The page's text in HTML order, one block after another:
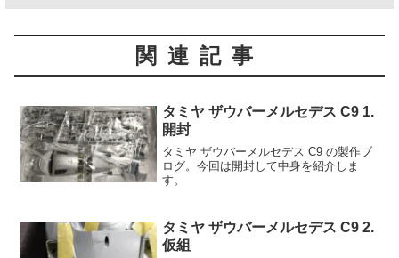
関連記事
タミヤ ザウバーメルセデス C9 1.
開封
タミヤ ザウバーメルセデス C9 の製作ブ
ログ。今回は開封して中身を紹介しま
す。
タミヤ ザウバーメルセデス C9 2.
仮組